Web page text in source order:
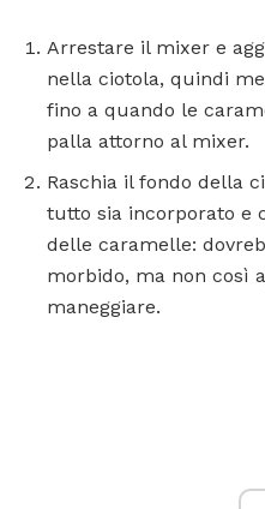
Arrestare il mixer e
nella ciotola, quindi
fino a quando le
palla attorno al mixer.
Raschia il fondo della
tutto sia incorporato e
delle caramelle:
morbido, ma non così
maneggiare.